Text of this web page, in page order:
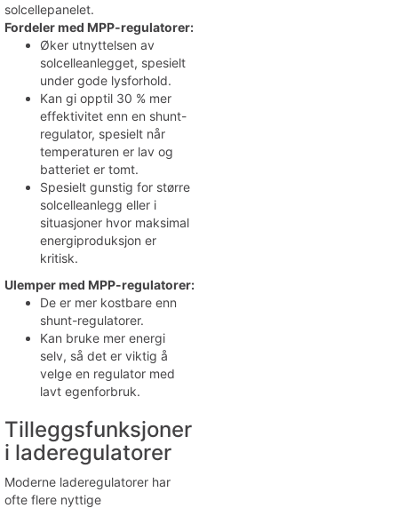
solcellepanelet.
Fordeler med MPP-regulatorer:
Øker utnyttelsen av
solcelleanlegget, spesielt
under gode lysforhold.
Kan gi opptil 30 % mer
effektivitet enn en shunt-
regulator, spesielt når
temperaturen er lav og
batteriet er tomt.
Spesielt gunstig for større
solcelleanlegg eller i
situasjoner hvor maksimal
energiproduksjon er
kritisk.
Ulemper med MPP-regulatorer:
De er mer kostbare enn
shunt-regulatorer.
Kan bruke mer energi
selv, så det er viktig å
velge en regulator med
lavt egenforbruk.
Tilleggsfunksjoner
i laderegulatorer
Moderne laderegulatorer har
ofte flere nyttige